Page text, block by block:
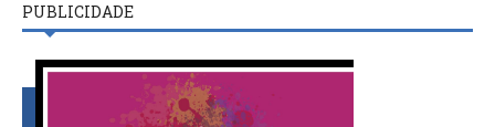
PUBLICIDADE